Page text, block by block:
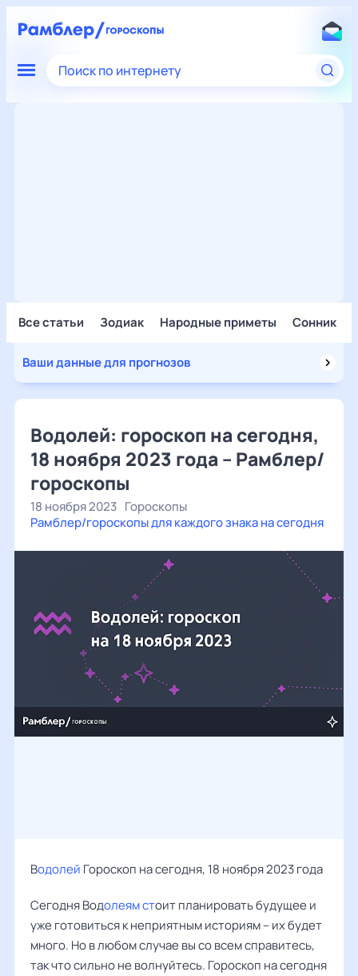
Поиск по интернету
Все статьи Зодиак Народные приметы Сонник
Ваши данные для прогнозов
Водолей: гороскоп на сегодня,
18 ноября 2023 года – Рамблер/
гороскопы
18 ноября 2023 Гороскопы
Рамблер/гороскопы для каждого знака на сегодня
Водолей Гороскоп на сегодня, 18 ноября 2023 года
Сегодня Водолеям стоит планировать будущее и
уже готовиться к неприятным историям – их будет
много. Но в любом случае вы со всем справитесь,
так что сильно не волнуйтесь. Гороскоп на сегодня